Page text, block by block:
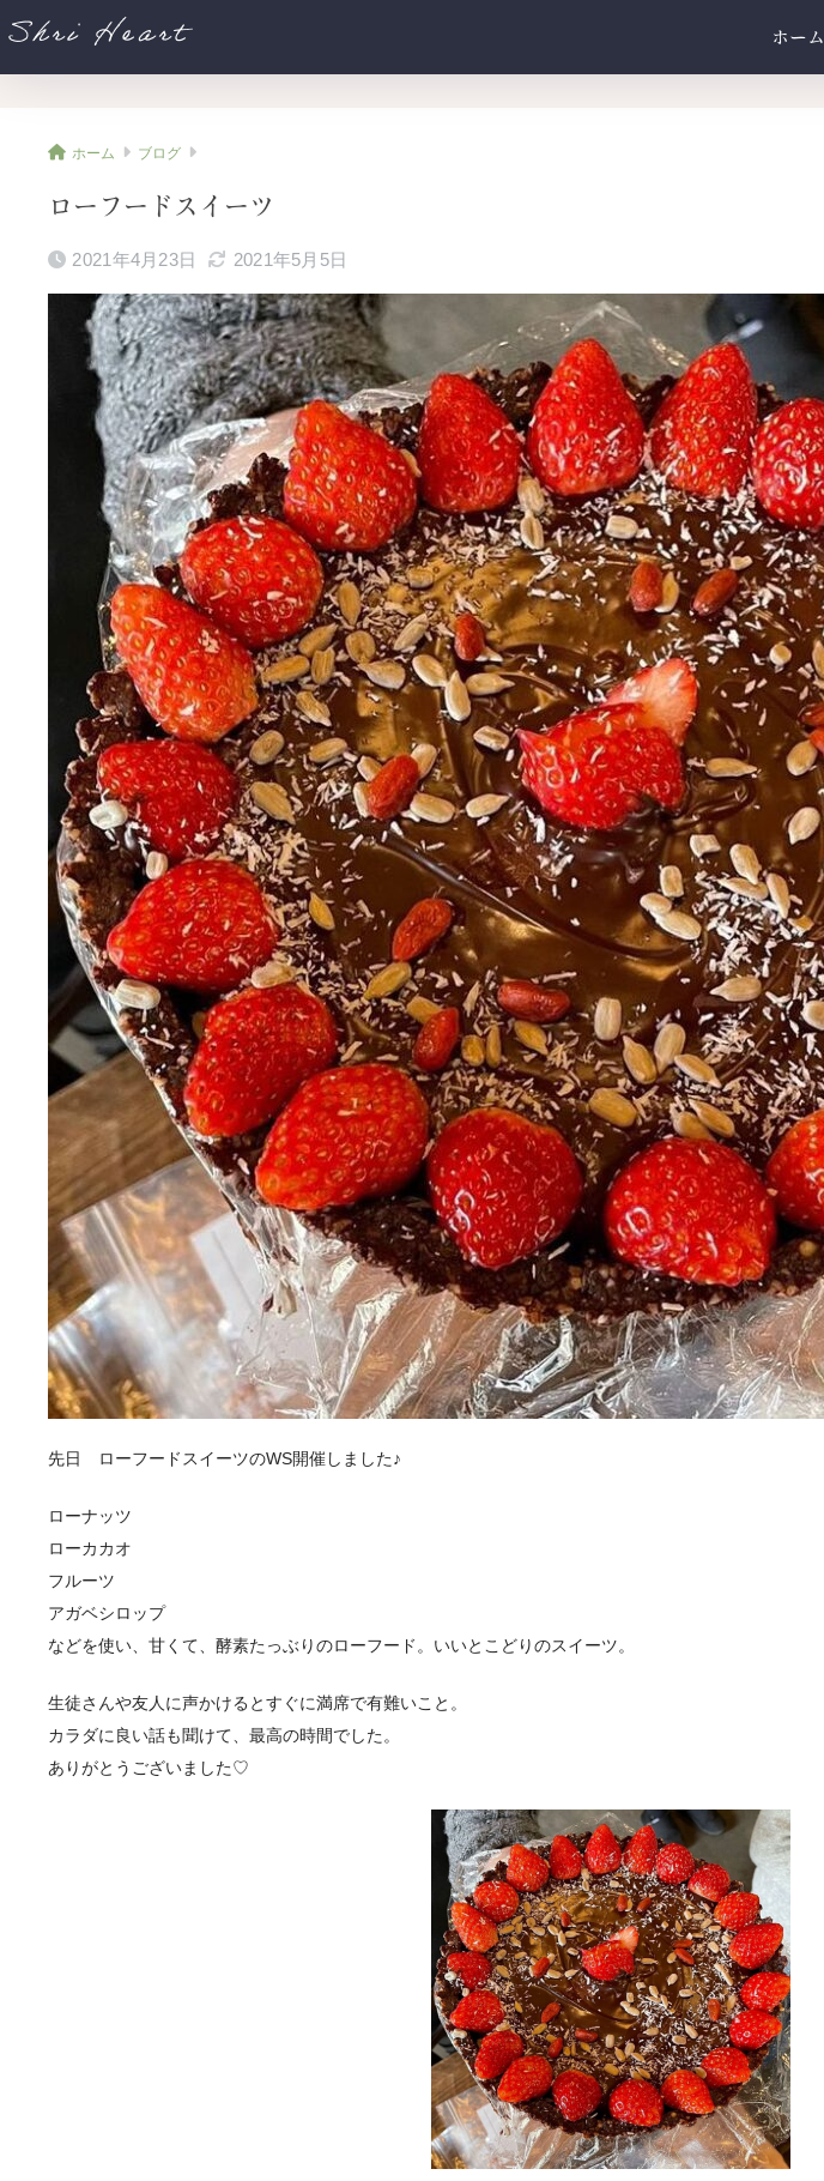
Shri Heart ホーム
ホーム ブログ
ローフードスイーツ
2021年4月23日 2021年5月5日
先日 ローフードスイーツのWS開催しました♪
ローナッツ
ローカカオ
フルーツ
アガベシロップ
などを使い、甘くて、酵素たっぶりのローフード。いいとこどりのスイーツ。
生徒さんや友人に声かけるとすぐに満席で有難いこと。
カラダに良い話も聞けて、最高の時間でした。
ありがとうございました♡